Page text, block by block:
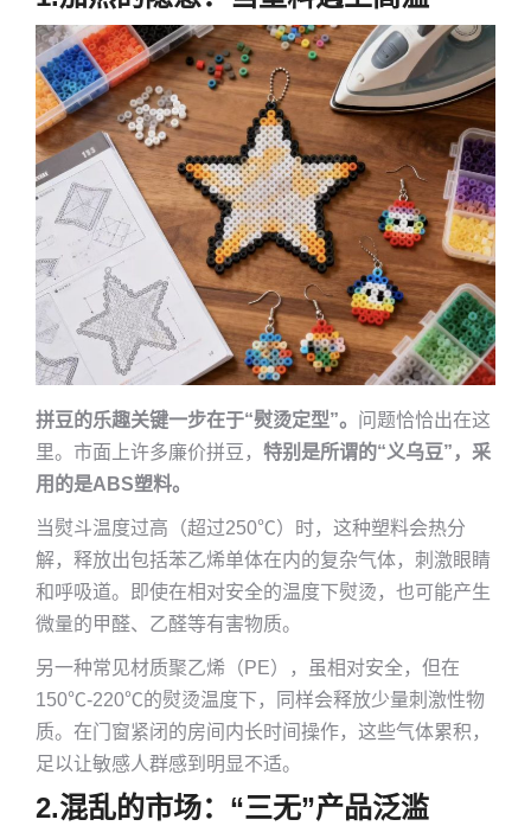
拼豆的乐趣关键一步在于“熨烫定型”。 问题恰恰出在这
里。市面上许多廉价拼豆， 特别是所谓的“义乌豆”，采
用的是ABS塑料。
当熨斗温度过高（超过250℃）时，这种塑料会热分
解，释放出包括苯乙烯单体在内的复杂气体，刺激眼睛
和呼吸道。即使在相对安全的温度下熨烫，也可能产生
微量的甲醛、乙醛等有害物质。
另一种常见材质聚乙烯（PE），虽相对安全，但在
150℃-220℃的熨烫温度下，同样会释放少量刺激性物
质。在门窗紧闭的房间内长时间操作，这些气体累积，
足以让敏感人群感到明显不适。
2.混乱的市场：“三无”产品泛滥